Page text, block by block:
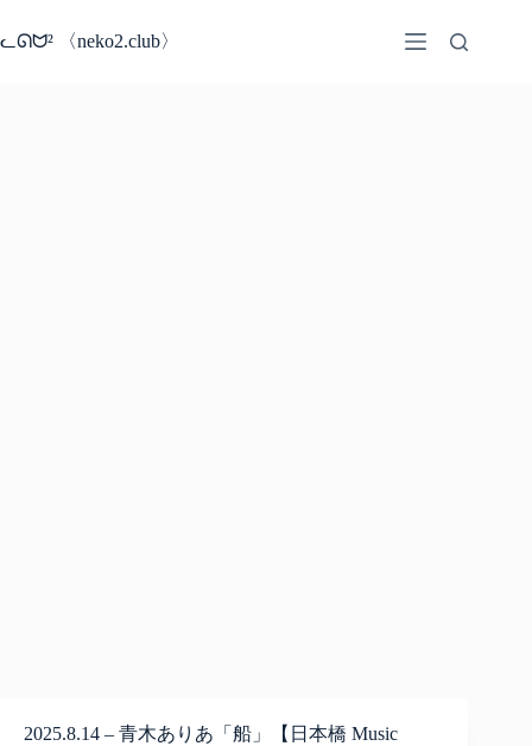
ン
ᓚᘏᗢ² 〈neko2.club〉
2025.8.14 – 青木ありあ「船」【日本橋 Music